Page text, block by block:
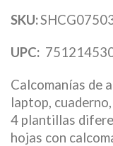
SKU:
UPC:
Calcomanías de
laptop,
4 plantillas
hojas con